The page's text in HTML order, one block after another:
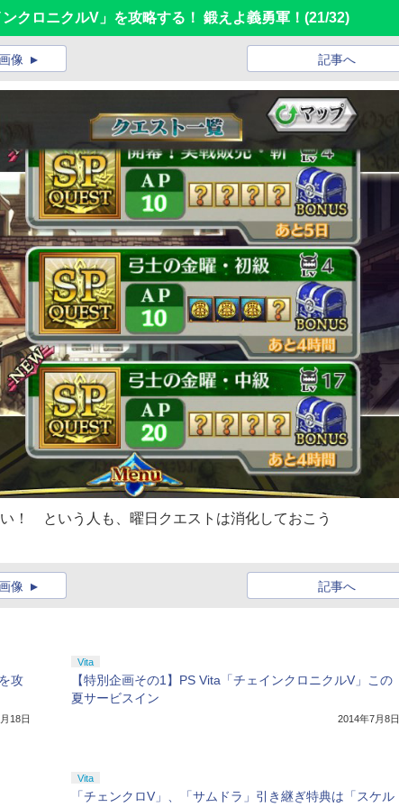
クロニクルV」を攻略する！ 鍛えよ義勇軍！ (21/32)
記事へ
像
！ という人も、曜日クエストは消化しておこう
記事へ
像
攻
18日
Vita
【特別企画その1】PS Vita「チェインクロニクルV」この
夏サービスイン
2014年7月8日
Vita
「チェンクロV」、「サムドラ」引き継ぎ特典は「スケル